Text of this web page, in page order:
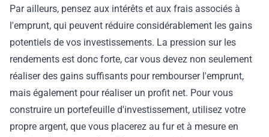
Par ailleurs, pensez aux intérêts et aux frais associés à
l'emprunt, qui peuvent réduire considérablement les gains
potentiels de vos investissements. La pression sur les
rendements est donc forte, car vous devez non seulement
réaliser des gains suffisants pour rembourser l'emprunt,
mais également pour réaliser un profit net. Pour vous
construire un portefeuille d'investissement, utilisez votre
propre argent, que vous placerez au fur et à mesure en